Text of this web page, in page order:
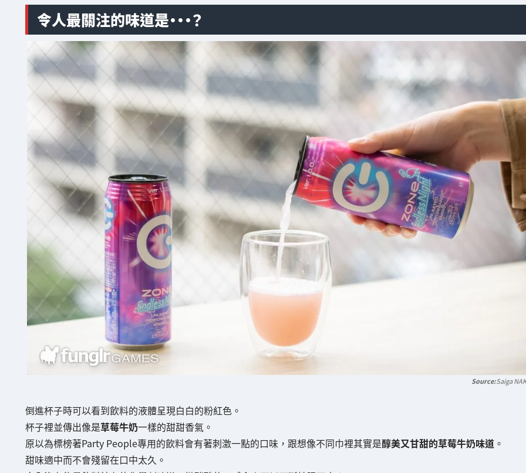
令人最關注的味道是・・・？
Saiga NAK
倒進杯子時可以看到飲料的液體呈現白白的粉紅色。
杯子裡並傳出像是草莓牛奶一樣的甜甜香氣。
原以為標榜著Party People專用的飲料會有著刺激一點的口味，跟想像不同巾裡其實是醇美又甘甜的草莓牛奶味道。
甜味適中而不會殘留在口中太久。